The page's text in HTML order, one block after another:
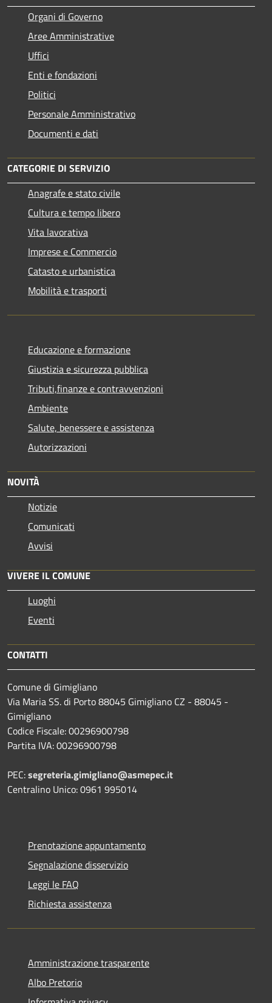
Organi di Governo
Aree Amministrative
Uffici
Enti e fondazioni
Politici
Personale Amministrativo
Documenti e dati
CATEGORIE DI SERVIZIO
Anagrafe e stato civile
Cultura e tempo libero
Vita lavorativa
Imprese e Commercio
Catasto e urbanistica
Mobilità e trasporti
Educazione e formazione
Giustizia e sicurezza pubblica
Tributi,finanze e contravvenzioni
Ambiente
Salute, benessere e assistenza
Autorizzazioni
NOVITÀ
Notizie
Comunicati
Avvisi
VIVERE IL COMUNE
Luoghi
Eventi
CONTATTI
Comune di Gimigliano
Via Maria SS. di Porto 88045 Gimigliano CZ - 88045 -
Gimigliano
Codice Fiscale: 00296900798
Partita IVA: 00296900798
PEC:segreteria.gimigliano@asmepec.it
Centralino Unico: 0961 995014
Prenotazione appuntamento
Segnalazione disservizio
Leggi le FAQ
Richiesta assistenza
Amministrazione trasparente
Albo Pretorio